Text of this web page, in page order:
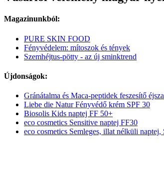
Magazinunkból:
PURE SKIN FOOD
Fényvédelem: mítoszok és tények
Szemhéjtus-pötty - az új sminktrend
Újdonságok:
Gránátalma és Maca-peptidek feszesítő
Liebe die Natur Fényvédő krém SPF 30
Biosolis Kids naptej FF 50+
eco cosmetics Sensitive naptej FF30
eco cosmetics Semleges, illat nélküli naptej,